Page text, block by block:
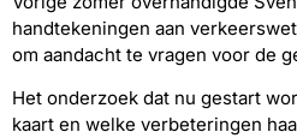
handtekeningen aan
om aandacht te vragen voor de
Het onderzoek dat nu gestart
kaart en welke verbeteringen